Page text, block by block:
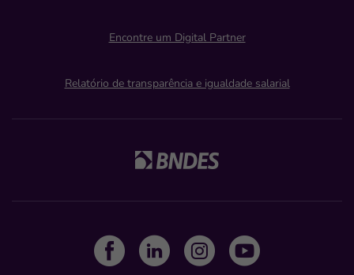
Encontre um Digital Partner
Relatório de transparência e igualdade salarial